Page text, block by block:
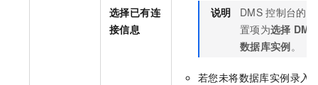
选择已有连
接信息
说明 DMS 控制台的配
置项为选择 DMS
数据库实例。
若您未将数据库实例录入